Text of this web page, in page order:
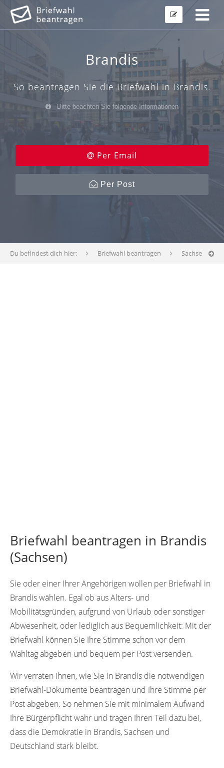
Brandis
So beantragen Sie die Briefwahl in Brandis.
Bitte beachten Sie folgende Informationen
Per Email
Per Post
Du befindest dich hier: Briefwahl beantragen Sachsen
Briefwahl beantragen in Brandis
(Sachsen)
Sie oder einer Ihrer Angehörigen wollen per Briefwahl in
Brandis wählen. Egal ob aus Alters- und
Mobilitätsgründen, aufgrund von Urlaub oder sonstiger
Abwesenheit, oder lediglich aus Bequemlichkeit: Mit der
Briefwahl können Sie Ihre Stimme schon vor dem
Wahltag abgeben und bequem per Post versenden.
Wir verraten Ihnen, wie Sie in Brandis die notwendigen
Briefwahl-Dokumente beantragen und Ihre Stimme per
Post abgeben. So nehmen Sie mit minimalem Aufwand
Ihre Bürgerpflicht wahr und tragen Ihren Teil dazu bei,
dass die Demokratie in Brandis, Sachsen und
Deutschland stark bleibt.